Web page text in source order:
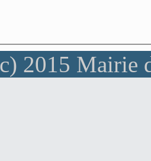
2015 Mairie